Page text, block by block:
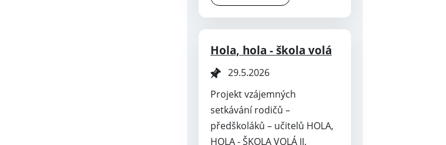
Hola, hola - škola volá
29.5.2026
Projekt vzájemných
setkávání rodičů –
předškoláků – učitelů HOLA,
HOLA - ŠKOLA VOLÁ II.